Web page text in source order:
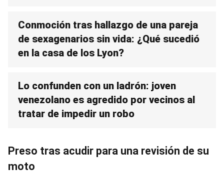
Conmoción tras hallazgo de una pareja
de sexagenarios sin vida: ¿Qué sucedió
en la casa de los Lyon?
Lo confunden con un ladrón: joven
venezolano es agredido por vecinos al
tratar de impedir un robo
Preso tras acudir para una revisión de su
moto